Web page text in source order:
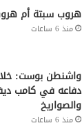
هروب سبتة أم
منذ 6 ساعات
واشنطن بوست:
دفاعه في كامب
والصواريخ
منذ 6 ساعات